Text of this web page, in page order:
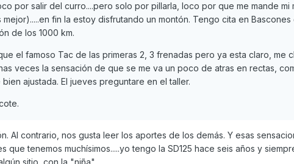
por salir del curro....pero solo por pillarla, loco por que me mande mi
fin la estoy disfrutando un montón. Tengo cita en Bascones
de los 1000 km.
el famoso Tac de las primeras 2, 3 frenadas pero ya esta claro, me
veces la sensación de que se me va un poco de atras en rectas,
ajustada. El jueves preguntare en el taller.
Al contrario, nos gusta leer los aportes de los demás. Y esas
que tenemos muchísimos.....yo tengo la SD125 hace seis años y